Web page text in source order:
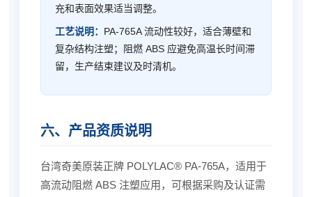
充和表面效果适当调整。
工艺说明： PA-765A 流动性较好，适合薄壁和
复杂结构注塑；阻燃 ABS 应避免高温长时间滞
留，生产结束建议及时清机。
六、产品资质说明
台湾奇美原装正牌 POLYLAC® PA-765A，适用于
高流动阻燃 ABS 注塑应用，可根据采购及认证需